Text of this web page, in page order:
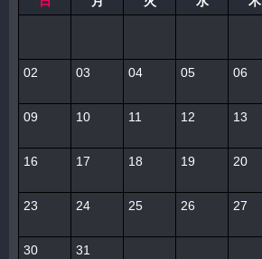
02
03 04 05 06
09
10 11 12 13
16
17 18 19 20
23
24 25 26 27
30
31